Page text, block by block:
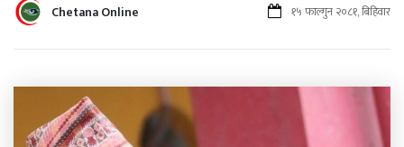
Chetana Online १५ फाल्गुन २०८१, बिहिवार